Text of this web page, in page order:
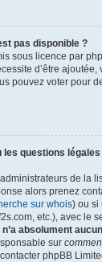
pas disponible ?
sous licence par
d’être ajoutée,
pouvez voter pour
les questions
de la
alors prenez
sur whois) ou si
etc.), avec le
n’a absolument
sur
phpBB